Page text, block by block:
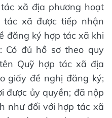
xã địa phương hoạt
xã được tiếp nhận
đăng ký hợp tác xã khi
Có đủ hồ sơ theo quy
Quỹ hợp tác xã địa
giấy đề nghị đăng ký;
được ủy quyền; đã nộp
như đối với hợp tác xã